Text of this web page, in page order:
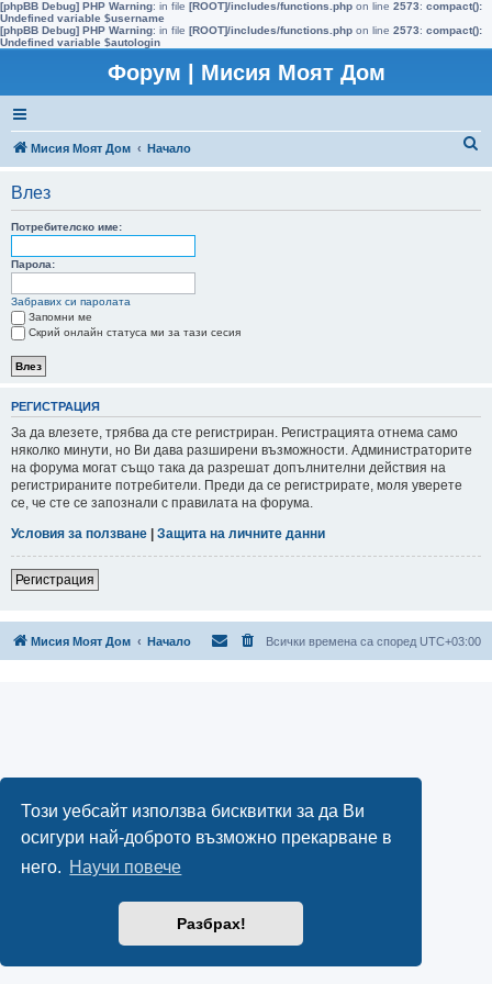
Този уебсайт използва бисквитки за да Ви
осигури най-доброто възможно прекарване в
него. Научи повече
Разбрах!
[phpBB Debug] PHP Warning: in file [ROOT]/includes/functions.php on line 2573: compact():
Undefined variable $username
[phpBB Debug] PHP Warning: in file [ROOT]/includes/functions.php on line 2573: compact():
Undefined variable $autologin
Форум | Мисия Моят Дом
Мисия Моят Дом Начало
Влез
Потребителско име:
Парола:
Забравих си паролата
Запомни ме
Скрий онлайн статуса ми за тази сесия
РЕГИСТРАЦИЯ
За да влезете, трябва да сте регистриран. Регистрацията отнема само
няколко минути, но Ви дава разширени възможности. Администраторите
на форума могат също така да разрешат допълнителни действия на
регистрираните потребители. Преди да се регистрирате, моля уверете
се, че сте се запознали с правилата на форума.
Условия за ползване | Защита на личните данни
Регистрация
Мисия Моят Дом Начало Всички времена са според UTC+03:00